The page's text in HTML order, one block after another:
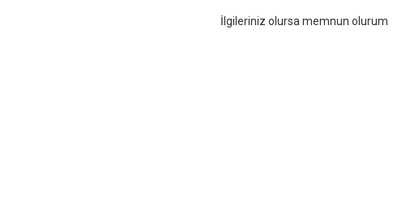
İlgileriniz olursa memnun olurum